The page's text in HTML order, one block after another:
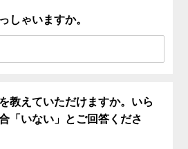
しゃいますか。
教えていただけますか。いら
「いない」とご回答くださ